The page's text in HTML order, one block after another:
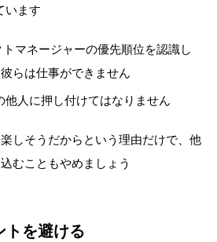
います
マネージャーの優先順位を認識し
らは仕事ができません
他人に押し付けてはなりません
しそうだからという理由だけで、他
むこともやめましょう
トを避ける